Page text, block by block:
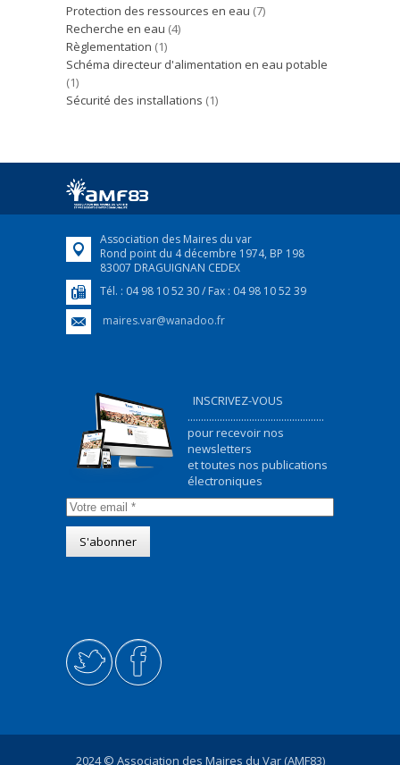
Protection des ressources en eau (7)
Recherche en eau (4)
Règlementation (1)
Schéma directeur d'alimentation en eau potable
(1)
Sécurité des installations (1)
Association des Maires du var
Rond point du 4 décembre 1974, BP 198
83007 DRAGUIGNAN CEDEX
Tél. : 04 98 10 52 30 / Fax : 04 98 10 52 39
maires.var@wanadoo.fr
INSCRIVEZ-VOUS
...................................................
pour recevoir nos
newsletters
et toutes nos publications
électroniques
2024 © Association des Maires du Var (AMF83)